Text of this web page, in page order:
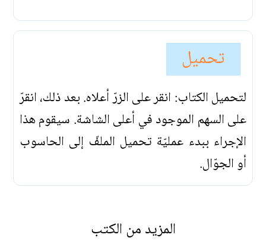
تحميل
لتحميل الكتاب: انقر على الزرّ أعلاه. بعد ذلك، انقرّ
على السهم الموجود في أعلى الشاشة. سيقوم هذا
الإجراء ببدء عمليّة تحميل الملفّ إلى الحاسوب
أو الجوّال.
المزيد من الكتب